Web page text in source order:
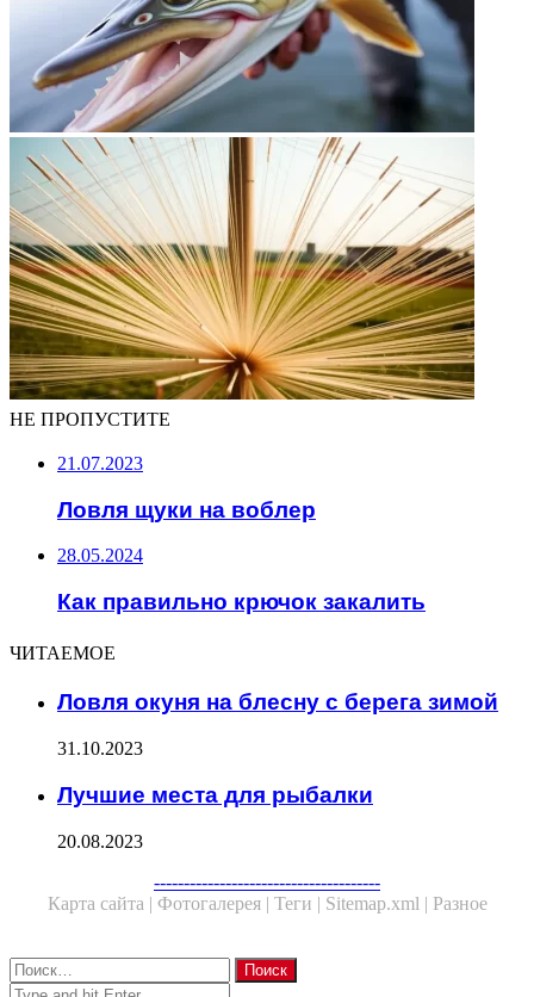
НЕ ПРОПУСТИТЕ
21.07.2023
Ловля щуки на воблер
28.05.2024
Как правильно крючок закалить
ЧИТАЕМОЕ
Ловля окуня на блесну с берега зимой
31.10.2023
Лучшие места для рыбалки
20.08.2023
--------------------------------------
Карта сайта | Фотогалерея | Теги | Sitemap.xml | Разное
Close
Найти:
Close